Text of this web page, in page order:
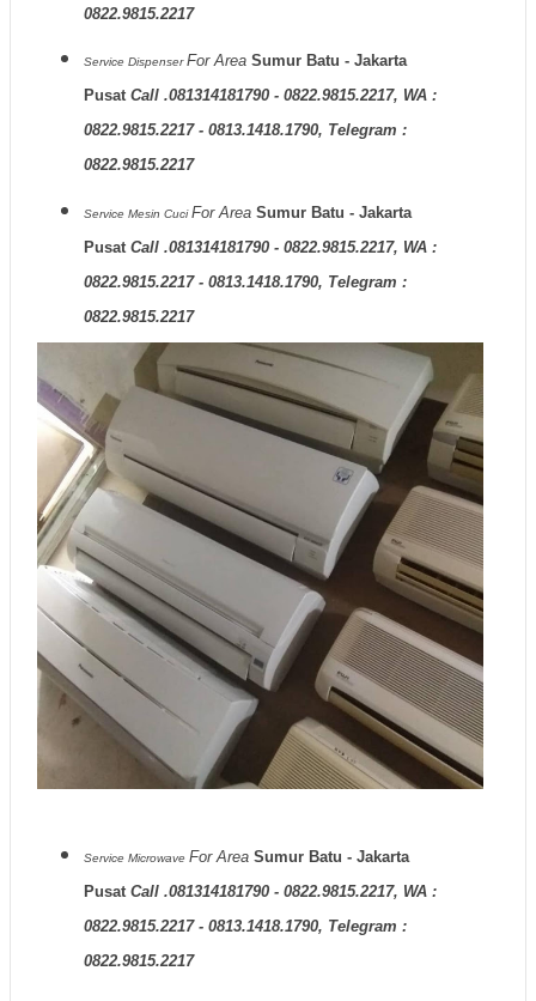
0822.9815.2217
Service DispenserFor Area Sumur Batu - Jakarta
PusatCall .081314181790 - 0822.9815.2217, WA :
0822.9815.2217 - 0813.1418.1790, Telegram :
0822.9815.2217
Service Mesin CuciFor Area Sumur Batu - Jakarta
PusatCall .081314181790 - 0822.9815.2217, WA :
0822.9815.2217 - 0813.1418.1790, Telegram :
0822.9815.2217
Service Microwave For Area Sumur Batu - Jakarta
PusatCall .081314181790 - 0822.9815.2217, WA :
0822.9815.2217 - 0813.1418.1790, Telegram :
0822.9815.2217